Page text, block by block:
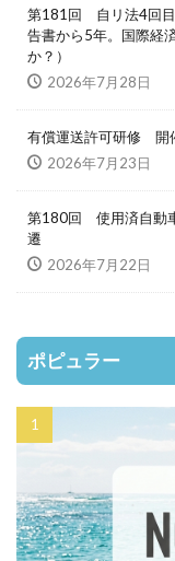
第181回 自リ法4回目
告書から5年。国際経
か？）
2026年7月28日
有償運送許可研修
2026年7月23日
第180回 使用済自動
遷
2026年7月22日
ポピュラー